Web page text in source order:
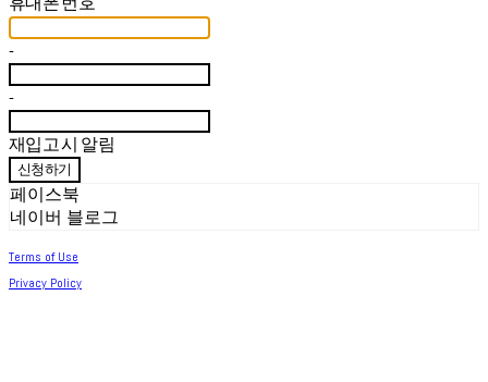
-
-
재입고 시 알림
신청하기
페이스북
네이버 블로그
Terms of Use
Privacy Policy